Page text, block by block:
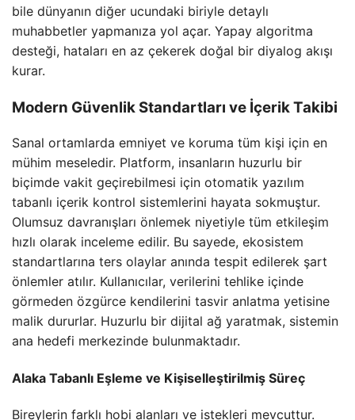
bile dünyanın diğer ucundaki biriyle detaylı
muhabbetler yapmanıza yol açar. Yapay algoritma
desteği, hataları en az çekerek doğal bir diyalog akışı
kurar.
Modern Güvenlik Standartları ve İçerik Takibi
Sanal ortamlarda emniyet ve koruma tüm kişi için en
mühim meseledir. Platform, insanların huzurlu bir
biçimde vakit geçirebilmesi için otomatik yazılım
tabanlı içerik kontrol sistemlerini hayata sokmuştur.
Olumsuz davranışları önlemek niyetiyle tüm etkileşim
hızlı olarak inceleme edilir. Bu sayede, ekosistem
standartlarına ters olaylar anında tespit edilerek şart
önlemler atılır. Kullanıcılar, verilerini tehlike içinde
görmeden özgürce kendilerini tasvir anlatma yetisine
malik dururlar. Huzurlu bir dijital ağ yaratmak, sistemin
ana hedefi merkezinde bulunmaktadır.
Alaka Tabanlı Eşleme ve Kişiselleştirilmiş Süreç
Bireylerin farklı hobi alanları ve istekleri mevcuttur.